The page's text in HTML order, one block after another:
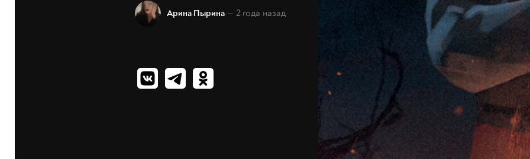
Арина Пырина — 2 года назад